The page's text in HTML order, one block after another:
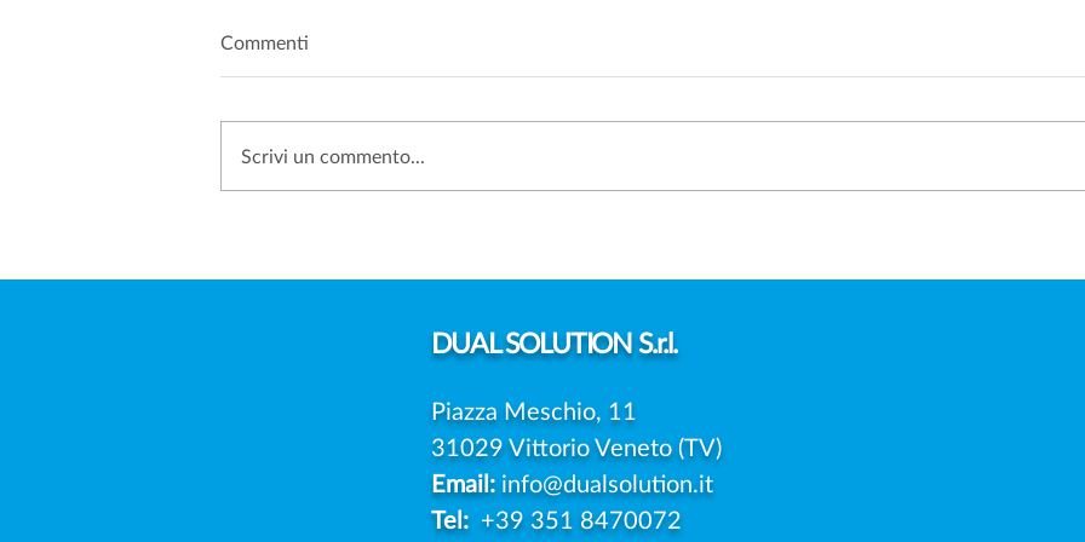
CONSENSO DI ENTRAMBI I
UNICO PER LA NOTIFICA
Commenti
Scrivi un commento...
DUALSOLUTION S.r.l.
Piazza Meschio, 11
31029 Vittorio Veneto (TV)
Email: info@dualsolution.it
Tel: +39 351 8470072